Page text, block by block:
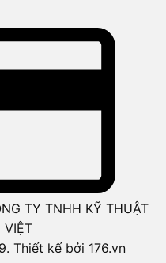
TY TNHH KỸ THUẬT
VIỆT
Thiết kế bởi 176.vn